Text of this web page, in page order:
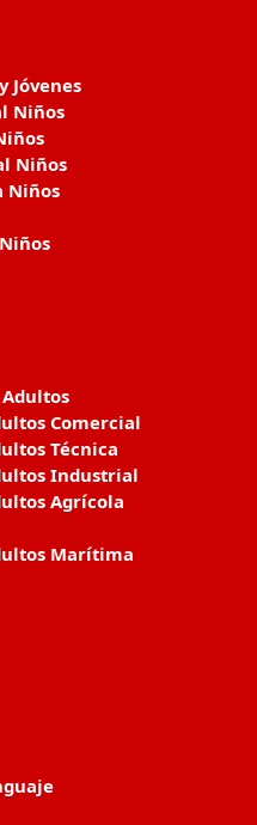
Jóvenes
Niños
Niños
Niños
Comercial
Técnica
Industrial
Agrícola
Marítima